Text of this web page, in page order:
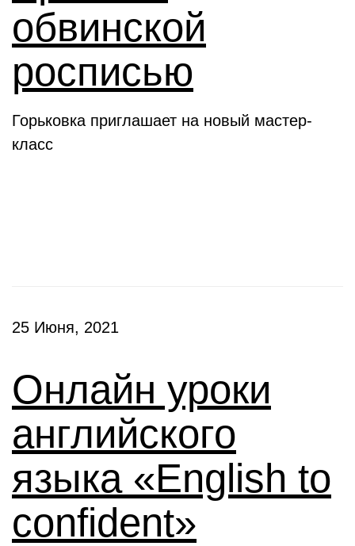
обвинской
росписью
Горьковка приглашает на новый мастер-
класс
25 Июня, 2021
Онлайн уроки
английского
языка «English to
confident»